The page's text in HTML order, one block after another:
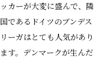
ッカーが大変に盛んで、隣
国であるドイツのブンデス
リーガはとても人気があり
ます。デンマークが生んだ